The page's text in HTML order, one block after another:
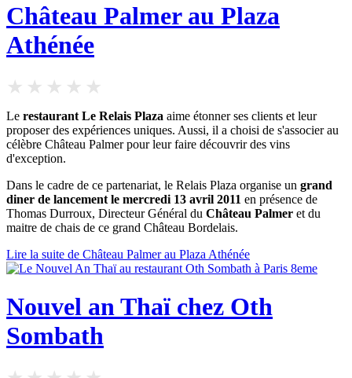
Château Palmer au Plaza
Athénée
Le restaurant Le Relais Plaza aime étonner ses clients et leur
proposer des expériences uniques. Aussi, il a choisi de s'associer au
célèbre Château Palmer pour leur faire découvrir des vins
d'exception.
Dans le cadre de ce partenariat, le Relais Plaza organise un grand
diner de lancement le mercredi 13 avril 2011 en présence de
Thomas Durroux, Directeur Général du Château Palmer et du
maitre de chais de ce grand Château Bordelais.
Lire la suite de Château Palmer au Plaza Athénée
Nouvel an Thaï chez Oth
Sombath